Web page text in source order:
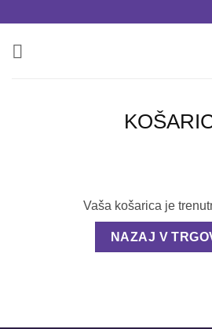
vsebino
Vaša košarica je
NAZAJ V